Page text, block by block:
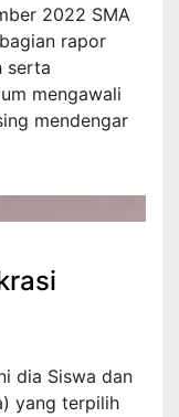
2022 SMA
rapor
serta
mengawali
mendengar
dia Siswa dan
yang terpilih